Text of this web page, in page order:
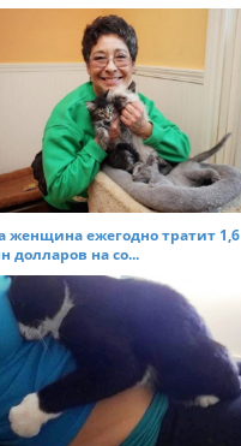
женщина ежегодно тратит 1,6
долларов на со...